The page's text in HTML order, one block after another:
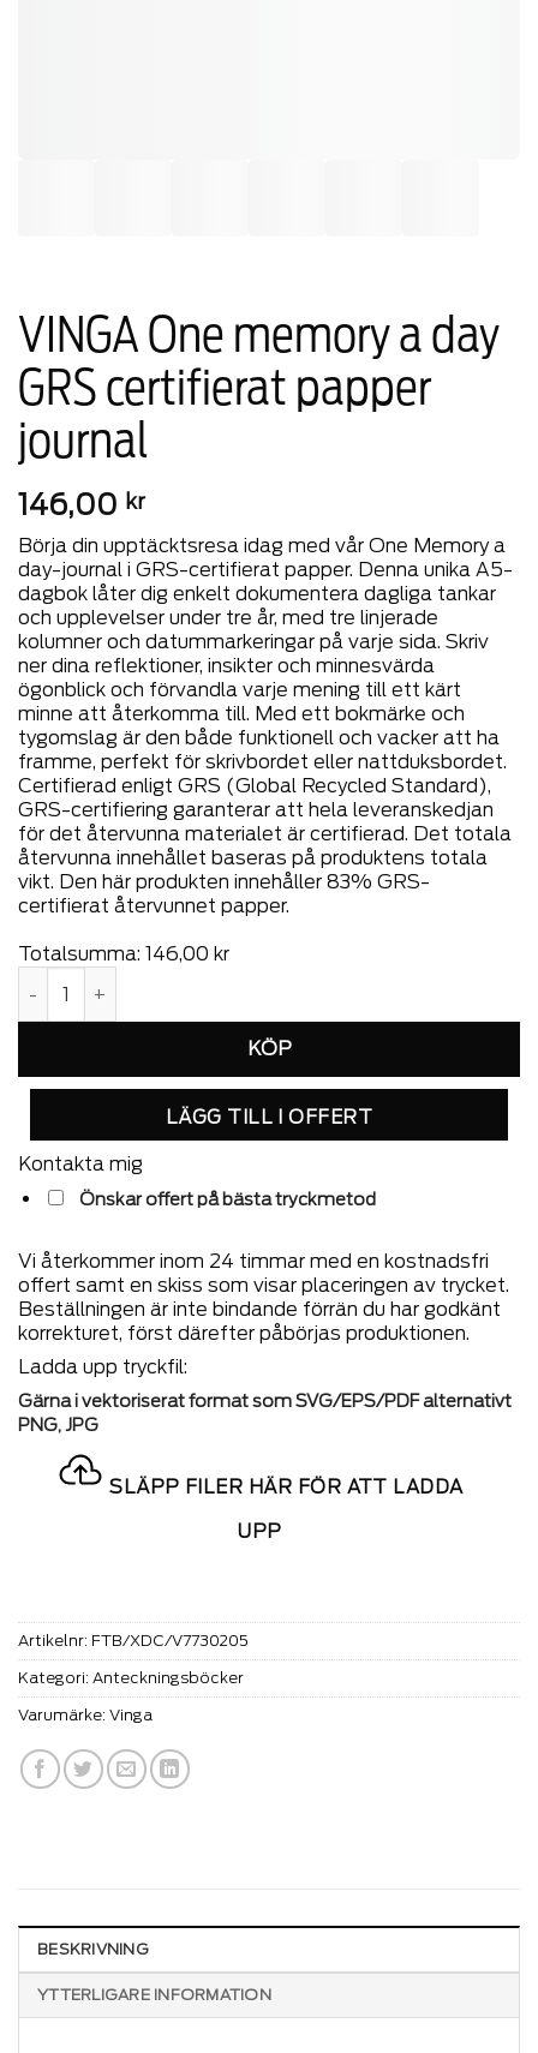
VINGA One memory a day
GRS certifierat papper
journal
146,00 kr
Börja din upptäcktsresa idag med vår One Memory a
day-journal i GRS-certifierat papper. Denna unika A5-
dagbok låter dig enkelt dokumentera dagliga tankar
och upplevelser under tre år, med tre linjerade
kolumner och datummarkeringar på varje sida. Skriv
ner dina reflektioner, insikter och minnesvärda
ögonblick och förvandla varje mening till ett kärt
minne att återkomma till. Med ett bokmärke och
tygomslag är den både funktionell och vacker att ha
framme, perfekt för skrivbordet eller nattduksbordet.
Certifierad enligt GRS (Global Recycled Standard),
GRS-certifiering garanterar att hela leveranskedjan
för det återvunna materialet är certifierad. Det totala
återvunna innehållet baseras på produktens totala
vikt. Den här produkten innehåller 83% GRS-
certifierat återvunnet papper.
Kontakta mig
Önskar offert på bästa tryckmetod
Vi återkommer inom 24 timmar med en kostnadsfri
offert samt en skiss som visar placeringen av trycket.
Beställningen är inte bindande förrän du har godkänt
korrekturet, först därefter påbörjas produktionen.
Ladda upp tryckfil:
Gärna i vektoriserat format som SVG/EPS/PDF alternativt
PNG, JPG
SLÄPP FILER HÄR FÖR ATT LADDA
UPP
Totalsumma: 146,00 kr
LÄGG TILL I OFFERT
Artikelnr: FTB/XDC/V7730205
Kategori: Anteckningsböcker
Varumärke: Vinga
BESKRIVNING
YTTERLIGARE INFORMATION